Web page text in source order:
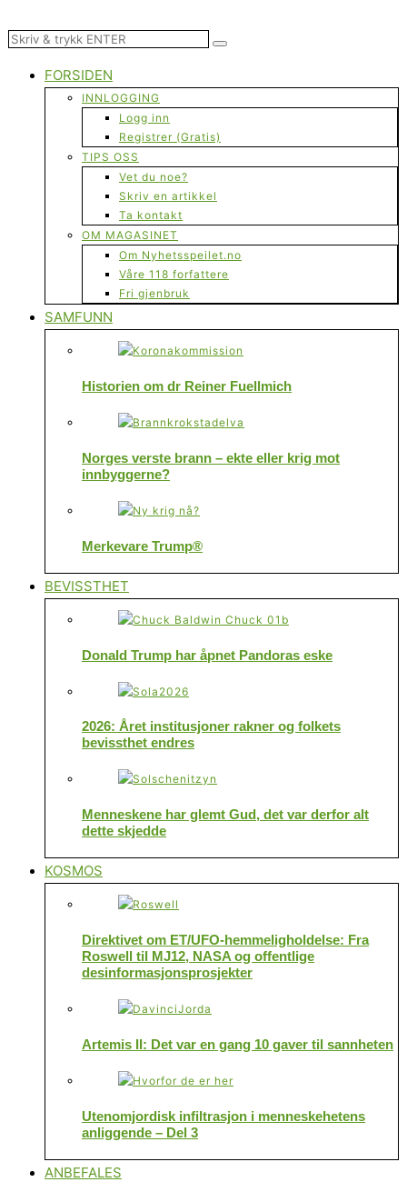
FORSIDEN
INNLOGGING
Logg inn
Registrer (Gratis)
TIPS OSS
Vet du noe?
Skriv en artikkel
Ta kontakt
OM MAGASINET
Om Nyhetsspeilet.no
Våre 118 forfattere
Fri gjenbruk
SAMFUNN
Historien om dr Reiner Fuellmich
Norges verste brann – ekte eller krig mot
innbyggerne?
Merkevare Trump®
BEVISSTHET
Donald Trump har åpnet Pandoras eske
2026: Året institusjoner rakner og folkets
bevissthet endres
Menneskene har glemt Gud, det var derfor alt
dette skjedde
KOSMOS
Direktivet om ET/UFO-hemmeligholdelse: Fra
Roswell til MJ12, NASA og offentlige
desinformasjonsprosjekter
Artemis II: Det var en gang 10 gaver til sannheten
Utenomjordisk infiltrasjon i menneskehetens
anliggende – Del 3
ANBEFALES